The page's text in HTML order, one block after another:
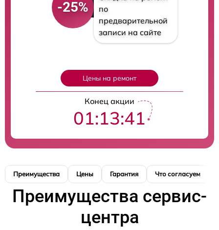
-25%
по
предварительной
записи на сайте
Цены на ремонт
Конец акции
01:13:40
Преимущества Цены Гарантия Что согласуем
Преимущества сервис-
центра